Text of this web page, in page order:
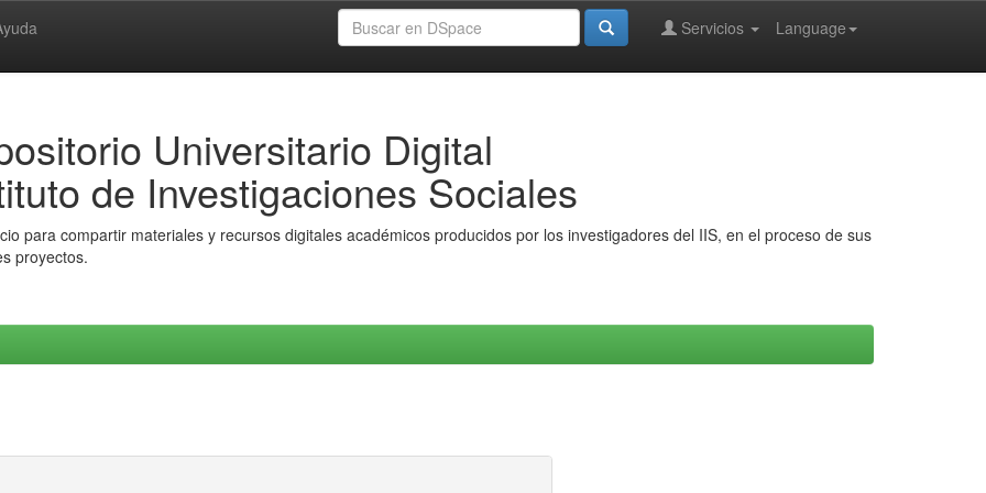
Language
Servicios
Universitario Digital
de Investigaciones Sociales
para compartir materiales y recursos digitales académicos producidos por los investigadores del IIS, en el proceso de sus
proyectos.